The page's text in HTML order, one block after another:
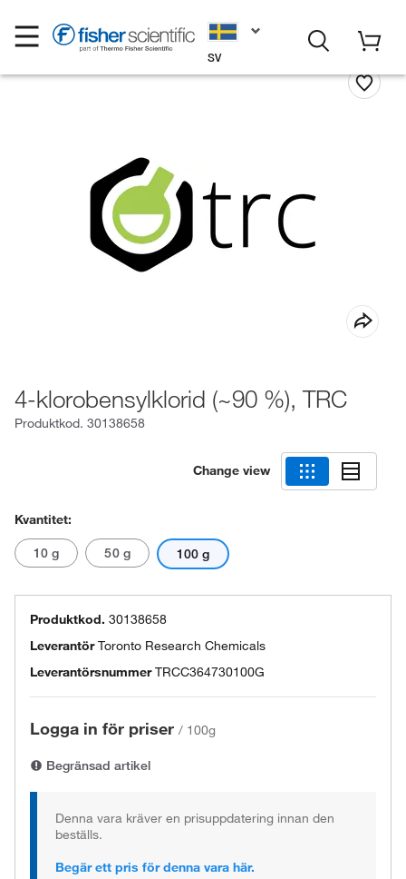
SV
4-klorobensylklorid (~90 %), TRC
Produktkod. 30138658
Change view
Kvantitet:
10 g 50 g 100 g
Produktkod. 30138658
LeverantörToronto Research Chemicals
Leverantörsnummer TRCC364730100G
Logga in för priser / 100g
Begränsad artikel
Denna vara kräver en prisuppdatering innan den
beställs.
Begär ett pris för denna vara här.